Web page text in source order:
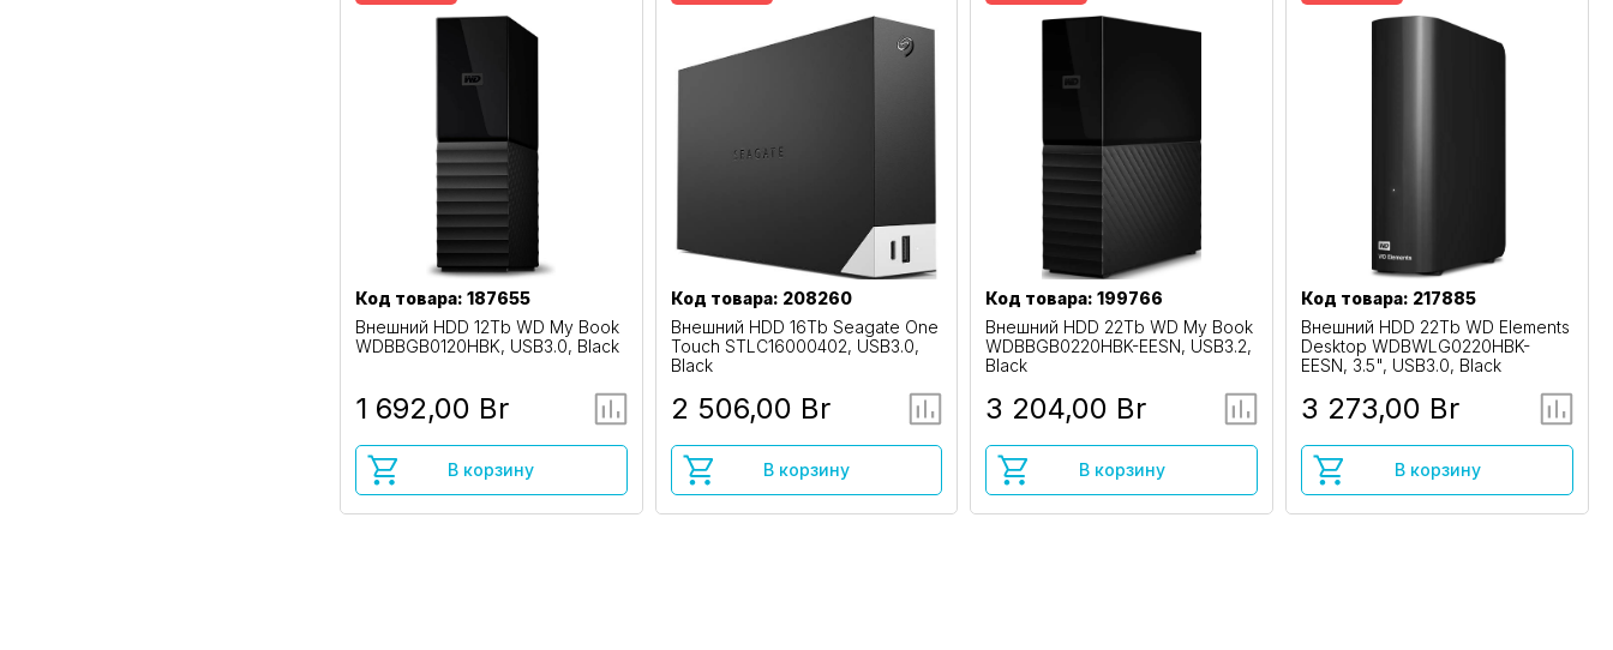
Код товара: 187655
Внешний HDD 12Tb WD My Book
WDBBGB0120HBK, USB3.0, Black
1 692,00 Br
В корзину
Код товара: 208260
Внешний HDD 16Tb Seagate One
Touch STLC16000402, USB3.0,
Black
2 506,00 Br
В корзину
Код товара: 199766
Внешний HDD 22Tb WD My Book
WDBBGB0220HBK-EESN, USB3.2,
Black
3 204,00 Br
В корзину
Код товара: 217885
Внешний HDD 22Tb WD Elements
Desktop WDBWLG0220HBK-
EESN, 3.5", USB3.0, Black
3 273,00 Br
В корзину